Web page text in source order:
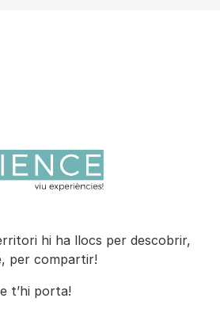
hi ha llocs per descobrir,
per compartir!
t’hi porta!